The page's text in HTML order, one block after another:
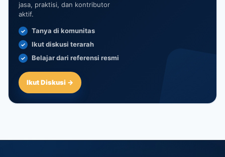
jasa, praktisi, dan kontributor
aktif.
Tanya di komunitas
Ikut diskusi terarah
Belajar dari referensi resmi
Ikut Diskusi →